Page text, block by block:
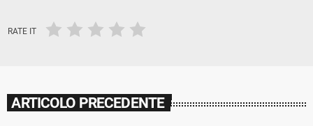
RATE IT
ARTICOLO PRECEDENTE